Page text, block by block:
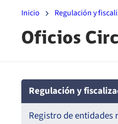
Inicio Regulación y
Oficios
Regulación y
Registro de entidades